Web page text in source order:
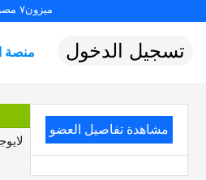
ميزون٧ مصر
منصة تسجيل الدخول
مشاهدة تفاصيل العضو